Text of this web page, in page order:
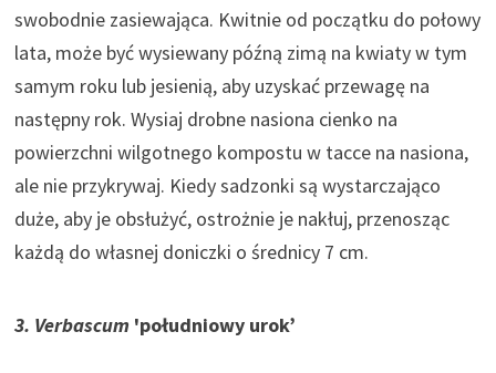
swobodnie zasiewająca. Kwitnie od początku do połowy
lata, może być wysiewany późną zimą na kwiaty w tym
samym roku lub jesienią, aby uzyskać przewagę na
następny rok. Wysiaj drobne nasiona cienko na
powierzchni wilgotnego kompostu w tacce na nasiona,
ale nie przykrywaj. Kiedy sadzonki są wystarczająco
duże, aby je obsłużyć, ostrożnie je nakłuj, przenosząc
każdą do własnej doniczki o średnicy 7 cm.
3. Verbascum 'południowy urok’